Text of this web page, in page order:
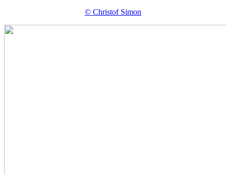
© Christof Simon